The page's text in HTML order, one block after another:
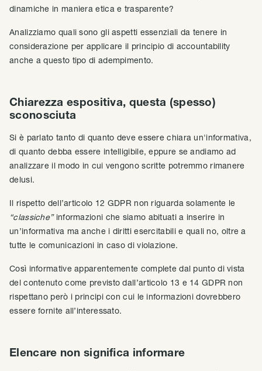
dinamiche in maniera etica e trasparente?
Analizziamo quali sono gli aspetti essenziali da tenere in
considerazione per applicare il principio di accountability
anche a questo tipo di adempimento.
Chiarezza espositiva, questa (spesso)
sconosciuta
Si è parlato tanto di quanto deve essere chiara un'informativa,
di quanto debba essere intelligibile, eppure se andiamo ad
analizzare il modo in cui vengono scritte potremmo rimanere
delusi.
Il rispetto dell’articolo 12 GDPR non riguarda solamente le
“classiche”informazioni che siamo abituati a inserire in
un’informativa ma anche i diritti esercitabili e quali no, oltre a
tutte le comunicazioni in caso di violazione.
Così informative apparentemente complete dal punto di vista
del contenuto come previsto dall’articolo 13 e 14 GDPR non
rispettano però i principi con cui le informazioni dovrebbero
essere fornite all’interessato.
Elencare non significa informare